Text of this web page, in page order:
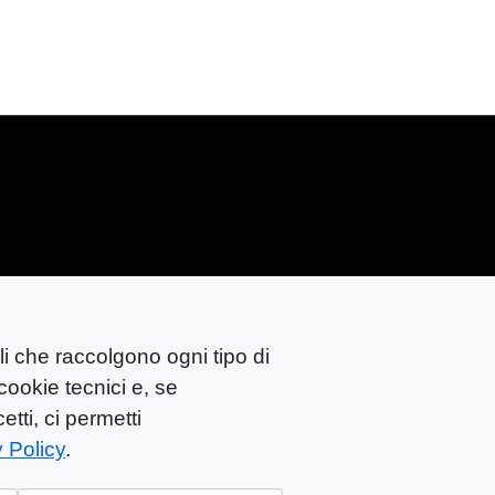
che raccolgono ogni tipo di
tecnici e, se
ci permetti
Policy.